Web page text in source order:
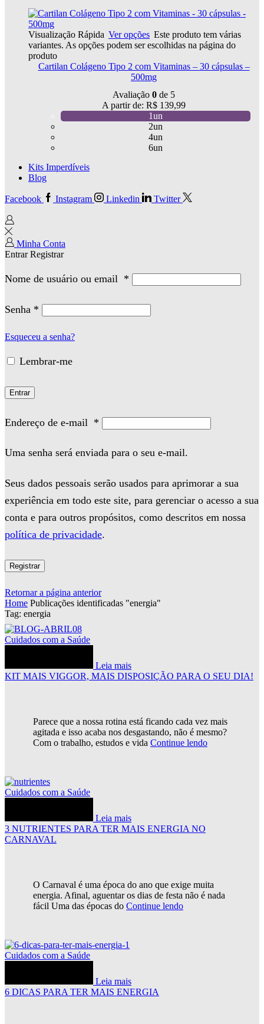
Visualização Rápida Ver opções Este produto tem várias
variantes. As opções podem ser escolhidas na página do
produto
Cartilan Colágeno Tipo 2 com Vitaminas – 30 cápsulas –
500mg
Avaliação 0 de 5
A partir de: R$ 139,99
1un
2un
4un
6un
Kits Imperdíveis
Blog
Facebook Instagram Linkedin Twitter
Minha Conta
EntrarRegistrar
Nome de usuário ou email *
Senha *
Esqueceu a senha?
Lembrar-me
Entrar
Endereço de e-mail *
Uma senha será enviada para o seu e-mail.
Seus dados pessoais serão usados para aprimorar a sua
experiência em todo este site, para gerenciar o acesso a sua
conta e para outros propósitos, como descritos em nossa
política de privacidade.
Registrar
Retornar a página anterior
Home Publicações identificadas "energia"
Tag: energia
Cuidados com a Saúde
Leia mais
KIT MAIS VIGGOR, MAIS DISPOSIÇÃO PARA O SEU DIA!
Parece que a nossa rotina está ficando cada vez mais
agitada e isso acaba nos desgastando, não é mesmo?
Com o trabalho, estudos e vida Continue lendo
Cuidados com a Saúde
Leia mais
3 NUTRIENTES PARA TER MAIS ENERGIA NO
CARNAVAL
O Carnaval é uma época do ano que exige muita
energia. Afinal, aguentar os dias de festa não é nada
fácil Uma das épocas do Continue lendo
Cuidados com a Saúde
Leia mais
6 DICAS PARA TER MAIS ENERGIA